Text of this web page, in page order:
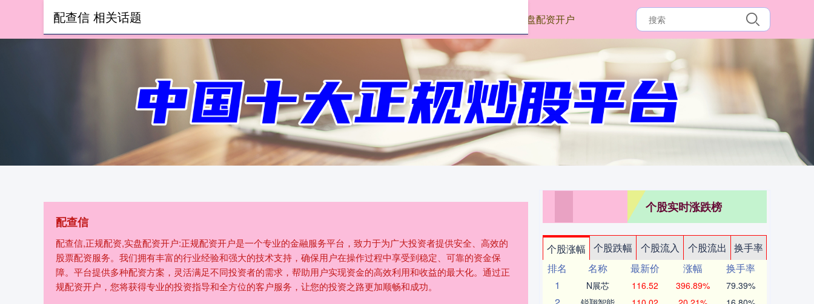
实盘配资开户
配查信
配查信,正规配资,实盘配资开户:正规配资开户是一个专业的金融服务平台，致力于为广大投资者提供安全、高效的
股票配资服务。我们拥有丰富的行业经验和强大的技术支持，确保用户在操作过程中享受到稳定、可靠的资金保
障。平台提供多种配资方案，灵活满足不同投资者的需求，帮助用户实现资金的高效利用和收益的最大化。通过正
规配资开户，您将获得专业的投资指导和全方位的客户服务，让您的投资之路更加顺畅和成功。
配查信 相关话题
个股实时涨跌榜
个股涨幅 个股跌幅 个股流入 个股流出
换手率
排名
名称 最新价 涨幅
换手率
1
N展芯 116.52 396.89% 79.39%